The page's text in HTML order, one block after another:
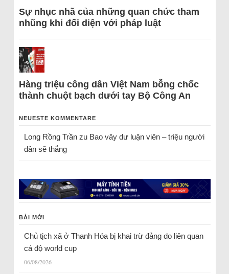
Sự nhục nhã của những quan chức tham
nhũng khi đối diện với pháp luật
Hàng triệu công dân Việt Nam bỗng chốc
thành chuột bạch dưới tay Bộ Công An
NEUESTE KOMMENTARE
Long Rồng Trầnzu Bao vây dư luận viên – triệu người
dân sẽ thắng
BÀI MỚI
Chủ tịch xã ở Thanh Hóa bị khai trừ đảng do liên quan
cá độ world cup
06/08/2026